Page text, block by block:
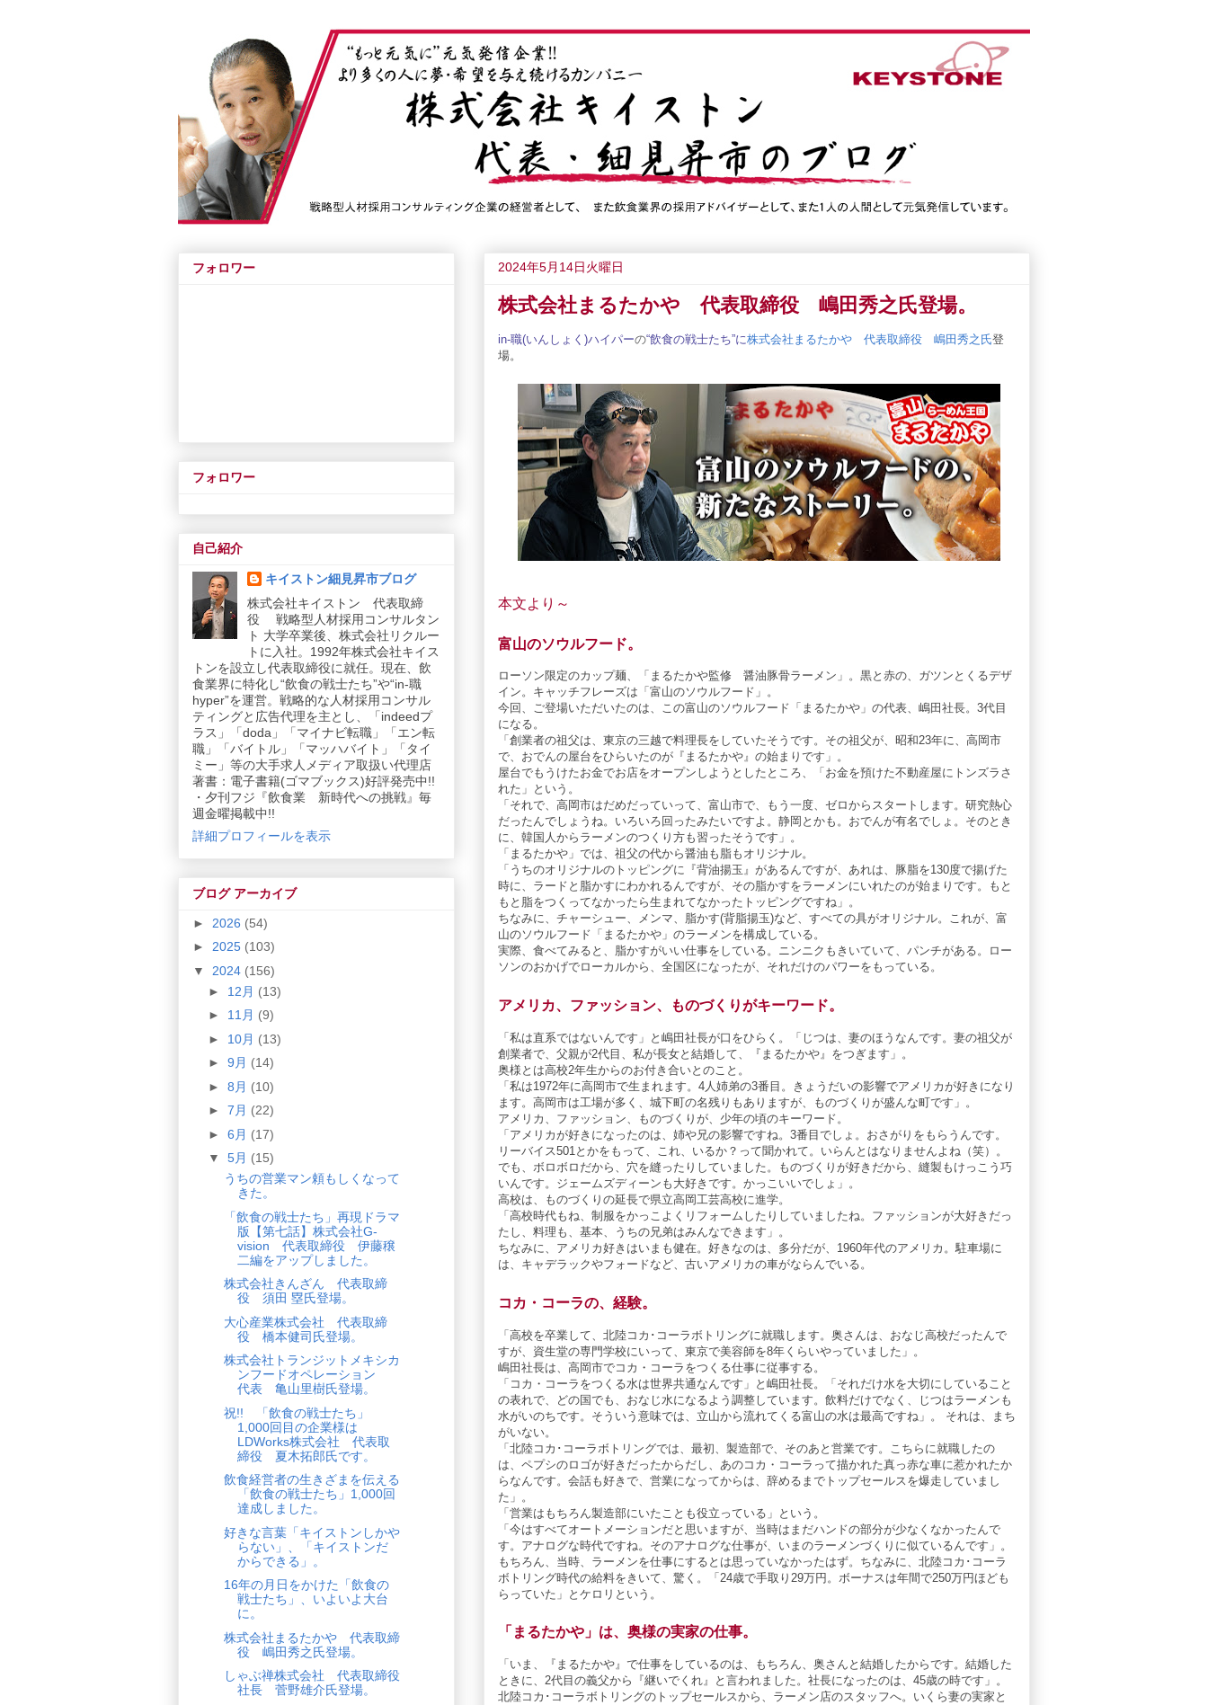
2024年5月14日火曜日
株式会社まるたかや 代表取締役 嶋田秀之氏登場。
in-職(いん しょく )ハイパーの“飲食の戦士たち”に株式会社まるたかや 代表取締役 嶋田秀之氏登
場。
本文より～
富山のソウルフード。
ローソン限定のカップ麺、「まるたかや監修 醤油豚骨ラーメン」。黒と赤の、ガツンとくるデザ
イン。キャッチフレーズは「富山のソウルフード」。
今回、ご登場いただいたのは、この富山のソウルフード「まるたかや」の代表、嶋田社長。3代目
になる。
「創業者の祖父は、東京の三越で料理長をしていたそうです。その祖父が、昭和23年に、高岡市
で、おでんの屋台をひらいたのが『まるたかや』の始まりです」。
屋台でもうけたお金でお店をオープンしようとしたところ、「お金を預けた不動産屋にトンズラさ
れた」という。
「それで、高岡市はだめだっていって、富山市で、もう一度、ゼロからスタートします。研究熱心
だったんでしょうね。いろいろ回ったみたいですよ。静岡とかも。おでんが有名でしょ。そのとき
に、韓国人からラーメンのつくり方も習ったそうです」。
「まるたかや」では、祖父の代から醤油も脂もオリジナル。
「うちのオリジナルのトッピングに『背油揚玉』があるんですが、あれは、豚脂を130度で揚げた
時に、ラードと脂かすにわかれるんですが、その脂かすをラーメンにいれたのが始まりです。もと
もと脂をつくってなかったら生まれてなかったトッピングですね」。
ちなみに、チャーシュー、メンマ、脂かす(背脂揚玉)など、すべての具がオリジナル。これが、富
山のソウルフード「まるたかや」のラーメンを構成している。
実際、食べてみると、脂かすがいい仕事をしている。ニンニクもきいていて、パンチがある。ロー
ソンのおかげでローカルから、全国区になったが、それだけのパワーをもっている。
アメリカ、ファッション、ものづくりがキーワード。
「私は直系ではないんです」と嶋田社長が口をひらく。「じつは、妻のほうなんです。妻の祖父が
創業者で、父親が2代目、私が長女と結婚して、『まるたかや』をつぎます」。
奥様とは高校2年生からのお付き合いとのこと。
「私は1972年に高岡市で生まれます。4人姉弟の3番目。きょうだいの影響でアメリカが好きになり
ます。高岡市は工場が多く、城下町の名残りもありますが、ものづくりが盛んな町です」。
アメリカ、ファッション、ものづくりが、少年の頃のキーワード。
「アメリカが好きになったのは、姉や兄の影響ですね。3番目でしょ。おさがりをもらうんです。
リーバイス501とかをもって、これ、いるか？って聞かれて。いらんとはなりませんよね（笑）。
でも、ボロボロだから、穴を縫ったりしていました。ものづくりが好きだから、縫製もけっこう巧
いんです。ジェームズディーンも大好きです。かっこいいでしょ」。
高校は、ものづくりの延長で県立高岡工芸高校に進学。
「高校時代もね、制服をかっこよくリフォームしたりしていましたね。ファッションが大好きだっ
たし、料理も、基本、うちの兄弟はみんなできます」。
ちなみに、アメリカ好きはいまも健在。好きなのは、多分だが、1960年代のアメリカ。駐車場に
は、キャデラックやフォードなど、古いアメリカの車がならんでいる。
コカ・コーラの、経験。
「高校を卒業して、北陸コカ･コーラボトリングに就職します。奥さんは、おなじ高校だったんで
すが、資生堂の専門学校にいって、東京で美容師を8年くらいやっていました」。
嶋田社長は、高岡市でコカ・コーラをつくる仕事に従事する。
「コカ・コーラをつくる水は世界共通なんです」と嶋田社長。「それだけ水を大切にしていること
の表れで、どの国でも、おなじ水になるよう調整しています。飲料だけでなく、じつはラーメンも
水がいのちです。そういう意味では、立山から流れてくる富山の水は最高ですね」。 それは、まち
がいない。
「北陸コカ･コーラボトリングでは、最初、製造部で、そのあと営業です。こちらに就職したの
は、ペプシのロゴが好きだったからだし、あのコカ・コーラって描かれた真っ赤な車に惹かれたか
らなんです。会話も好きで、営業になってからは、辞めるまでトップセールスを爆走していまし
た」。
「営業はもちろん製造部にいたことも役立っている」という。
「今はすべてオートメーションだと思いますが、当時はまだハンドの部分が少なくなかったんで
す。アナログな時代ですね。そのアナログな仕事が、いまのラーメンづくりに似ているんです」。
もちろん、当時、ラーメンを仕事にするとは思っていなかったはず。ちなみに、北陸コカ･コーラ
ボトリング時代の給料をきいて、驚く。「24歳で手取り29万円。ボーナスは年間で250万円ほども
らっていた」とケロリという。
「まるたかや」は、奥様の実家の仕事。
「いま、『まるたかや』で仕事をしているのは、もちろん、奥さんと結婚したからです。結婚した
ときに、2代目の義父から『継いでくれ』と言われました。社長になったのは、45歳の時です」。
北陸コカ･コーラボトリングのトップセールスから、ラーメン店のスタッフへ。いくら妻の実家と
フォロワー
フォロワー
自己紹介
キイストン細見昇市ブログ
株式会社キイストン 代表取締
役 戦略型人材採用コンサルタン
ト 大学卒業後、株式会社リクルー
トに入社。1992年株式会社キイス
トンを設立し代表取締役に就任。現在、飲
食業界に特化し“飲食の戦士たち”や“in-職
hyper”を運営。戦略的な人材採用コンサル
ティングと広告代理を主とし、「indeedプ
ラス」「doda」「マイナビ転職」「エン転
職」「バイトル」「マッハバイト」「タイ
ミー」等の大手求人メディア取扱い代理店
著書：電子書籍(ゴマブックス)好評発売中!!
・夕刊フジ『飲食業 新時代への挑戦』毎
週金曜掲載中!!
詳細プロフィールを表示
ブログ アーカイブ
► 2026 (54)
► 2025 (103)
▼ 2024 (156)
► 12月 (13)
► 11月 (9)
► 10月 (13)
► 9月 (14)
► 8月 (10)
► 7月 (22)
► 6月 (17)
▼ 5月 (15)
うちの営業マン頼もしくなって
きた。
「飲食の戦士たち」再現ドラマ
版【第七話】株式会社G-
vision 代表取締役 伊藤穣
二編をアップしました。
株式会社きんざん 代表取締
役 須田 塁氏登場。
大心産業株式会社 代表取締
役 橋本健司氏登場。
株式会社トランジットメキシカ
ンフードオペレーション
代表 亀山里樹氏登場。
祝!! 「飲食の戦士たち」
1,000回目の企業様は
LDWorks株式会社 代表取
締役 夏木拓郎氏です。
飲食経営者の生きざまを伝える
「飲食の戦士たち」1,000回
達成しました。
好きな言葉「キイストンしかや
らない」、「キイストンだ
からできる」。
16年の月日をかけた「飲食の
戦士たち」、いよいよ大台
に。
株式会社まるたかや 代表取締
役 嶋田秀之氏登場。
しゃぶ禅株式会社 代表取締役
社長 菅野雄介氏登場。